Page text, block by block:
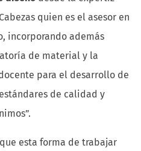
quien es el asesor en
incorporando además
de material y la
para el desarrollo de
de calidad y
esta forma de trabajar